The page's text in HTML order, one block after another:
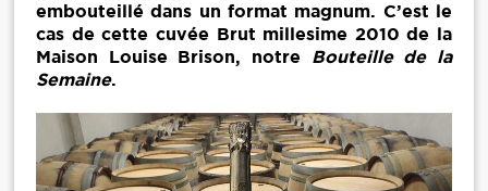
embouteillé dans un format magnum. C’est le
cas de cette cuvée Brut millesime 2010 de la
Maison Louise Brison, notre Bouteille de la
Semaine.